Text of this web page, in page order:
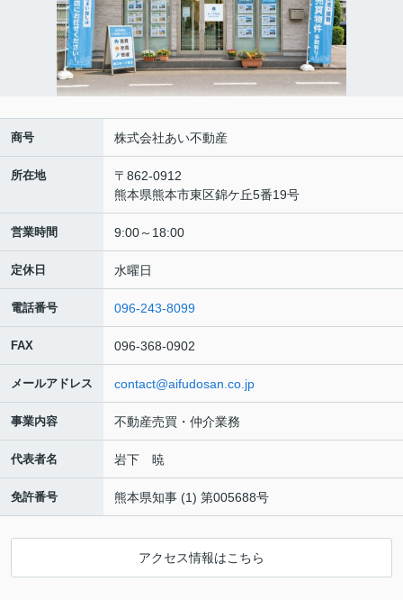
商号 株式会社あい不動産
所在地
〒862-0912
熊本県熊本市東区錦ケ丘5番19号
営業時間 9:00～18:00
定休日 水曜日
電話番号 096-243-8099
FAX 096-368-0902
メールアドレス contact@aifudosan.co.jp
事業内容 不動産売買・仲介業務
代表者名 岩下 暁
免許番号 熊本県知事 (1) 第005688号
アクセス情報はこちら